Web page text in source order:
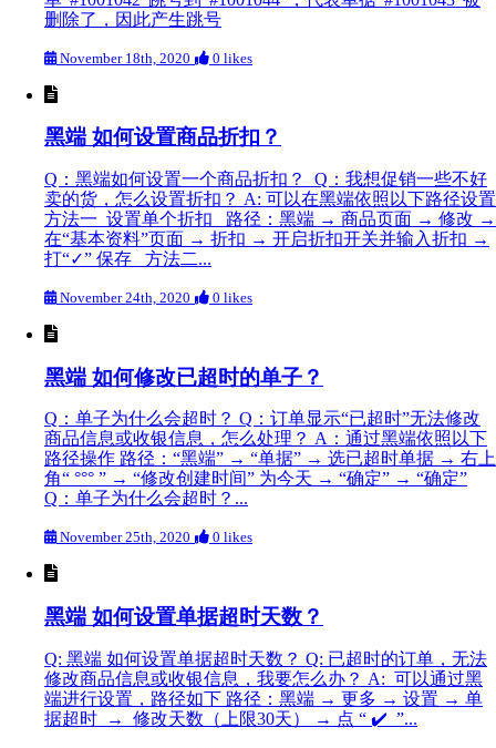
删除了，因此产生跳号
November 18th, 2020 0 likes
黑端 如何设置商品折扣？
Q：黑端如何设置一个商品折扣？ Q：我想促销一些不好
卖的货，怎么设置折扣？ A: 可以在黑端依照以下路径设置
方法一 设置单个折扣 路径：黑端 → 商品页面 → 修改 →
在“基本资料”页面 → 折扣 → 开启折扣开关并输入折扣 →
打“✓” 保存 方法二...
November 24th, 2020 0 likes
黑端 如何修改已超时的单子？
Q：单子为什么会超时？ Q：订单显示“已超时”无法修改
商品信息或收银信息，怎么处理？ A：通过黑端依照以下
路径操作 路径：“黑端” → “单据” → 选已超时单据 → 右上
角“ °°° ” → “修改创建时间” 为今天 → “确定” → “确定”
Q：单子为什么会超时？...
November 25th, 2020 0 likes
黑端 如何设置单据超时天数？
Q: 黑端 如何设置单据超时天数？ Q: 已超时的订单，无法
修改商品信息或收银信息，我要怎么办？ A: 可以通过黑
端进行设置，路径如下 路径：黑端 → 更多 → 设置 → 单
据超时 → 修改天数（上限30天） → 点 “ ✔️ ”...